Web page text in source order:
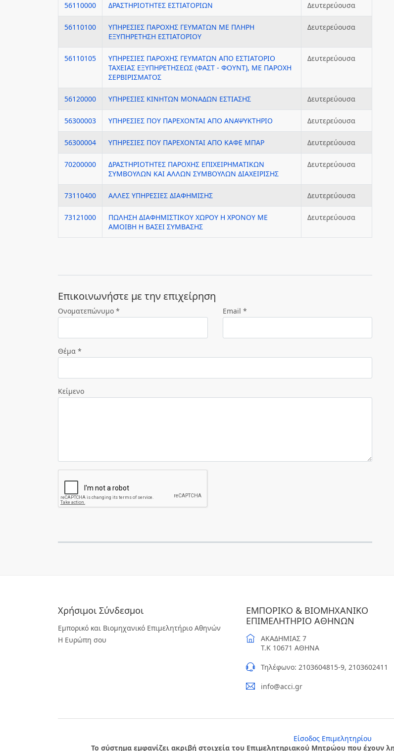
56110000 ΔΡΑΣΤΗΡΙΟΤΗΤΕΣ ΕΣΤΙΑΤΟΡΙΩΝ Δευτερεύουσα
56110100
ΥΠΗΡΕΣΙΕΣ ΠΑΡΟΧΗΣ ΓΕΥΜΑΤΩΝ ΜΕ ΠΛΗΡΗ
ΕΞΥΠΗΡΕΤΗΣΗ ΕΣΤΙΑΤΟΡΙΟΥ
Δευτερεύουσα
56110105
ΥΠΗΡΕΣΙΕΣ ΠΑΡΟΧΗΣ ΓΕΥΜΑΤΩΝ ΑΠΟ ΕΣΤΙΑΤΟΡΙΟ
ΤΑΧΕΙΑΣ ΕΞΥΠΗΡΕΤΗΣΕΩΣ (ΦΑΣΤ - ΦΟΥΝΤ), ΜΕ ΠΑΡΟΧΗ
ΣΕΡΒΙΡΙΣΜΑΤΟΣ
Δευτερεύουσα
56120000 ΥΠΗΡΕΣΙΕΣ ΚΙΝΗΤΩΝ ΜΟΝΑΔΩΝ ΕΣΤΙΑΣΗΣ Δευτερεύουσα
56300003 ΥΠΗΡΕΣΙΕΣ ΠΟΥ ΠΑΡΕΧΟΝΤΑΙ ΑΠΟ ΑΝΑΨΥΚΤΗΡΙΟ Δευτερεύουσα
56300004 ΥΠΗΡΕΣΙΕΣ ΠΟΥ ΠΑΡΕΧΟΝΤΑΙ ΑΠΟ ΚΑΦΕ ΜΠΑΡ Δευτερεύουσα
70200000
ΔΡΑΣΤΗΡΙΟΤΗΤΕΣ ΠΑΡΟΧΗΣ ΕΠΙΧΕΙΡΗΜΑΤΙΚΩΝ
ΣΥΜΒΟΥΛΩΝ ΚΑΙ ΑΛΛΩΝ ΣΥΜΒΟΥΛΩΝ ΔΙΑΧΕΙΡΙΣΗΣ
Δευτερεύουσα
73110400 ΑΛΛΕΣ ΥΠΗΡΕΣΙΕΣ ΔΙΑΦΗΜΙΣΗΣ Δευτερεύουσα
73121000
ΠΩΛΗΣΗ ΔΙΑΦΗΜΙΣΤΙΚΟΥ ΧΩΡΟΥ Η ΧΡΟΝΟΥ ΜΕ
ΑΜΟΙΒΗ Η ΒΑΣΕΙ ΣΥΜΒΑΣΗΣ
Δευτερεύουσα
Eπικοινωνήστε με την επιχείρηση
Ονοματεπώνυμο * Email *
Θέμα *
Κείμενο
Χρήσιμοι Σύνδεσμοι
Εμπορικό και Βιομηχανικό Επιμελητήριο Αθηνών
Η Ευρώπη σου
ΕΜΠΟΡΙΚΟ & ΒΙΟΜΗΧΑΝΙΚΟ
ΕΠΙΜΕΛΗΤΗΡΙΟ ΑΘΗΝΩΝ
ΑΚΑΔΗΜΙΑΣ 7
T.K 10671 ΑΘΗΝΑ
Τηλέφωνο: 2103604815-9, 2103602411
info@acci.gr
Είσοδος Επιμελητηρίου
Το σύστημα εμφανίζει ακριβή στοιχεία του Επιμελητηριακού Μητρώου που έχουν